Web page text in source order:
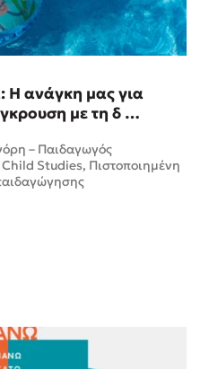
Η ανάγκη μας για
με τη δ …
– Παιδαγωγός
Studies, Πιστοποιημένη